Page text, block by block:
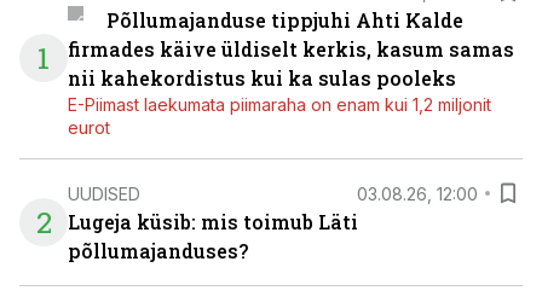
1
Põllumajanduse tippjuhi Ahti Kalde
firmades käive üldiselt kerkis, kasum samas
nii kahekordistus kui ka sulas pooleks
E-Piimast laekumata piimaraha on enam kui 1,2 miljonit
eurot
2
UUDISED 03.08.26, 12:00
Lugeja küsib: mis toimub Läti
põllumajanduses?